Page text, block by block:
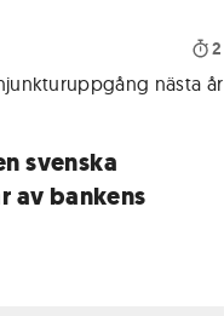
2
nästa år
svenska
av bankens